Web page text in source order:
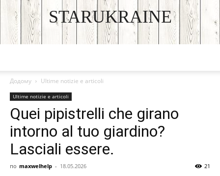
STARUKRAINE
DISCOVER THE ART OF PUBLISHING
Додому Ultime notizie e articoli
Ultime notizie e articoli
Quei pipistrelli che girano
intorno al tuo giardino?
Lasciali essere.
по maxwelhelp - 18.05.2026 21